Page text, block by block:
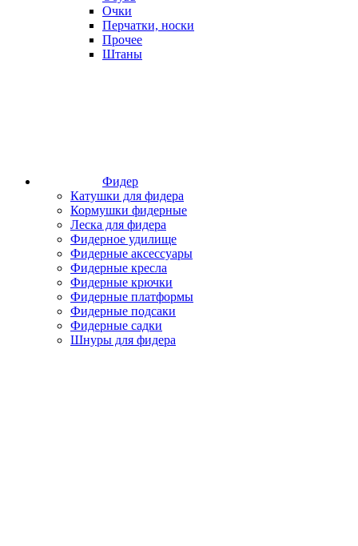
Очки
Перчатки, носки
Прочее
Штаны
Фидер
Катушки для фидера
Кормушки фидерные
Леска для фидера
Фидерное удилище
Фидерные аксессуары
Фидерные кресла
Фидерные крючки
Фидерные платформы
Фидерные подсаки
Фидерные садки
Шнуры для фидера